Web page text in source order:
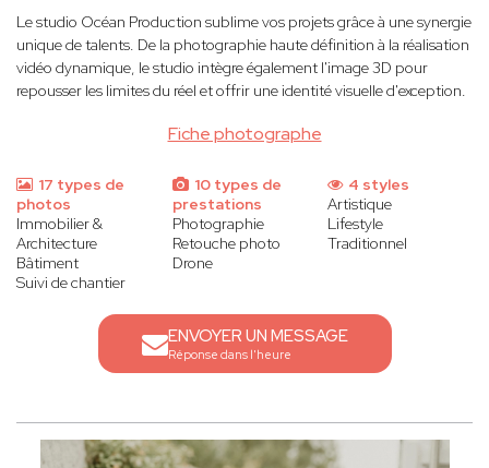
Fiche photographe
Le studio Océan Production sublime vos projets grâce à une synergie
unique de talents. De la photographie haute définition à la réalisation
vidéo dynamique, le studio intègre également l'image 3D pour
repousser les limites du réel et offrir une identité visuelle d'exception.
17 types de
photos
Immobilier &
Architecture
Bâtiment
Suivi de chantier
10 types de
prestations
Photographie
Retouche photo
Drone
4 styles
Artistique
Lifestyle
Traditionnel
ENVOYER UN MESSAGE
Réponse dans l'heure